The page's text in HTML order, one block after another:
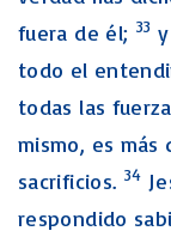
fuera de él; 33
todo el
todas las
mismo, es más
sacrificios. 34
respondido